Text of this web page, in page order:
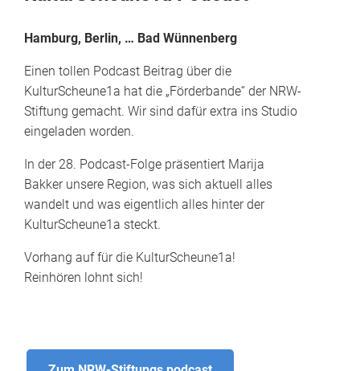
Hamburg, Berlin, … Bad Wünnenberg
Einen tollen Podcast Beitrag über die
KulturScheune1a hat die „Förderbande“ der NRW-
Stiftung gemacht. Wir sind dafür extra ins Studio
eingeladen worden.
In der 28. Podcast-Folge präsentiert Marija
Bakker unsere Region, was sich aktuell alles
wandelt und was eigentlich alles hinter der
KulturScheune1a steckt.
Vorhang auf für die KulturScheune1a!
Reinhören lohnt sich!